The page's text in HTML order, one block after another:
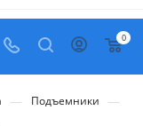
0
— Подъемники —